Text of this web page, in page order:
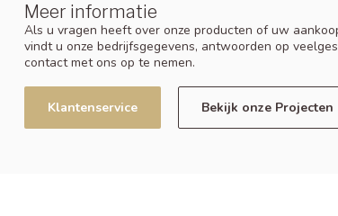
Meer informatie
Als u vragen heeft over onze producten of uw
vindt u onze bedrijfsgegevens, antwoorden op
contact met ons op te nemen.
Klantenservice Bekijk onze Projecten